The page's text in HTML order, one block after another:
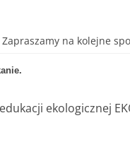
na kolejne
ekologicznej